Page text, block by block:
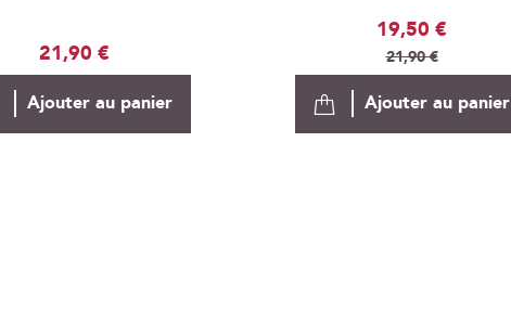
21,90 €
Ajouter au panier
Prix
Spécial
19,50 €
21,90 €
Ajouter au panier